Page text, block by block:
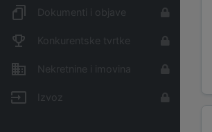
Dokumenti i objave
Konkurentske tvrtke
Nekretnine i imovina
Izvoz